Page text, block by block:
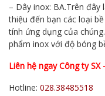
– Dây inox: BA.Trên đây
thiệu đến bạn các loại
tính ứng dụng của
phẩm inox với độ bóng
Liên hệ ngay Công ty
Hotline: 028.38485518